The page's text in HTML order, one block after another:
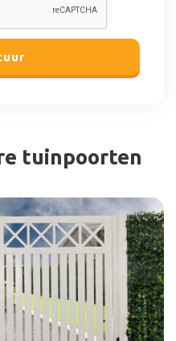
tuinpoorten